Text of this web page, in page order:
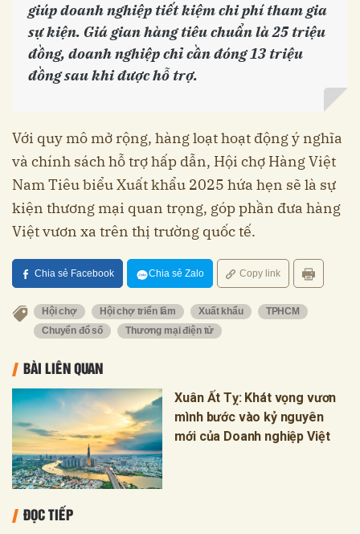
giúp doanh nghiệp tiết kiệm chi phí tham gia
sự kiện. Giá gian hàng tiêu chuẩn là 25 triệu
đồng, doanh nghiệp chỉ cần đóng 13 triệu
đồng sau khi được hỗ trợ.
Với quy mô mở rộng, hàng loạt hoạt động ý nghĩa
và chính sách hỗ trợ hấp dẫn, Hội chợ Hàng Việt
Nam Tiêu biểu Xuất khẩu 2025 hứa hẹn sẽ là sự
kiện thương mại quan trọng, góp phần đưa hàng
Việt vươn xa trên thị trường quốc tế.
Chia sẻ Facebook Chia sẻ Zalo Copy link
Hội chợ Hội chợ triển lãm Xuất khẩu
TPHCM
Chuyển đổ số
Thương mại điện tử
BÀI LIÊN QUAN
Xuân Ất Tỵ: Khát vọng vươn
mình bước vào kỷ nguyên
mới của Doanh nghiệp Việt
ĐỌC TIẾP